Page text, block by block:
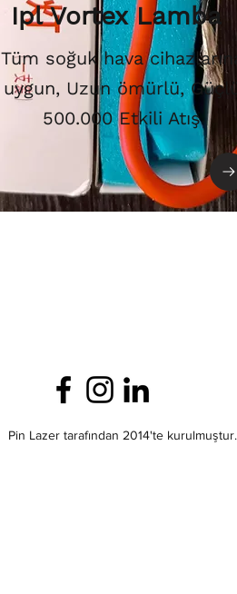
Ipl Vortex Lamba
Tüm soğuk hava cihazlarına
uygun, Uzun ömürlü, Güçlü
500.000 Etkili Atış
Pin Lazer tarafından 2014'te kurulmuştur.